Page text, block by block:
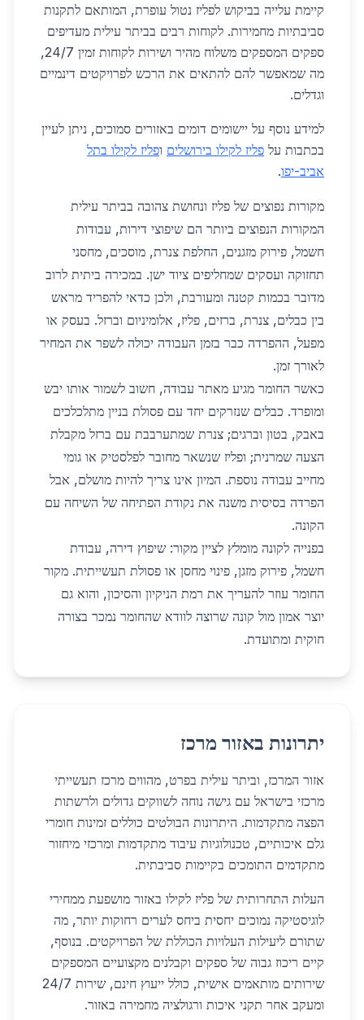
קיימת עלייה בביקוש לפליז נטול עופרת, המותאם לתקנות
סביבתיות מחמירות. לקוחות רבים בביתר עילית מעדיפים
ספקים המספקים משלוח מהיר ושירות לקוחות זמין 24/7,
מה שמאפשר להם להתאים את הרכש לפרויקטים דינמיים
וגדלים.
למידע נוסף על יישומים דומים באזורים סמוכים, ניתן לעיין
בכתבות על פליז לקילו בירושלים ופליז לקילו בתל
אביב-יפו.
מקורות נפוצים של פליז ונחושת צהובה בביתר עילית
המקורות הנפוצים ביותר הם שיפוצי דירות, עבודות
חשמל, פירוק מזגנים, החלפת צנרת, מוסכים, מחסני
תחזוקה ועסקים שמחליפים ציוד ישן. במכירה ביתית לרוב
מדובר בכמות קטנה ומעורבת, ולכן כדאי להפריד מראש
בין כבלים, צנרת, ברזים, פליז, אלומיניום וברזל. בעסק או
מפעל, ההפרדה כבר בזמן העבודה יכולה לשפר את המחיר
לאורך זמן.
כאשר החומר מגיע מאתר עבודה, חשוב לשמור אותו יבש
ומופרד. כבלים שנזרקים יחד עם פסולת בניין מתלכלכים
באבק, בטון וברגים; צנרת שמתערבבת עם ברזל מקבלת
הצעה שמרנית; ופליז שנשאר מחובר לפלסטיק או גומי
מחייב עבודה נוספת. המיון אינו צריך להיות מושלם, אבל
הפרדה בסיסית משנה את נקודת הפתיחה של השיחה עם
הקונה.
בפנייה לקונה מומלץ לציין מקור: שיפוץ דירה, עבודת
חשמל, פירוק מזגן, פינוי מחסן או פסולת תעשייתית. מקור
החומר עוזר להעריך את רמת הניקיון והסיכון, והוא גם
יוצר אמון מול קונה שרוצה לוודא שהחומר נמכר בצורה
חוקית ומתועדת.
יתרונות באזור מרכז
אזור המרכז, וביתר עילית בפרט, מהווים מרכז תעשייתי
מרכזי בישראל עם גישה נוחה לשווקים גדולים ולרשתות
הפצה מתקדמות. היתרונות הבולטים כוללים זמינות חומרי
גלם איכותיים, טכנולוגיות עיבוד מתקדמות ומרכזי מיחזור
מתקדמים התומכים בקיימות סביבתית.
העלות התחרותית של פליז לקילו באזור מושפעת ממחירי
לוגיסטיקה נמוכים יחסית ביחס לערים רחוקות יותר, מה
שתורם ליעילות העלויות הכוללת של הפרויקטים. בנוסף,
קיים ריכוז גבוה של ספקים וקבלנים מקצועיים המספקים
שירותים מותאמים אישית, כולל ייעוץ חינם, שירות 24/7
ומעקב אחר תקני איכות ורגולציה מחמירה באזור.